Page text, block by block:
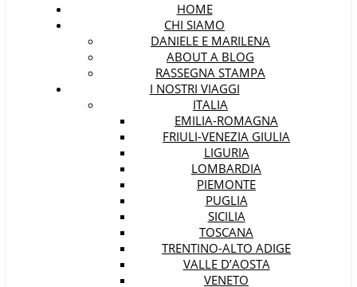
HOME
CHI SIAMO
DANIELE E MARILENA
ABOUT A BLOG
RASSEGNA STAMPA
I NOSTRI VIAGGI
ITALIA
EMILIA-ROMAGNA
FRIULI-VENEZIA GIULIA
LIGURIA
LOMBARDIA
PIEMONTE
PUGLIA
SICILIA
TOSCANA
TRENTINO-ALTO ADIGE
VALLE D’AOSTA
VENETO